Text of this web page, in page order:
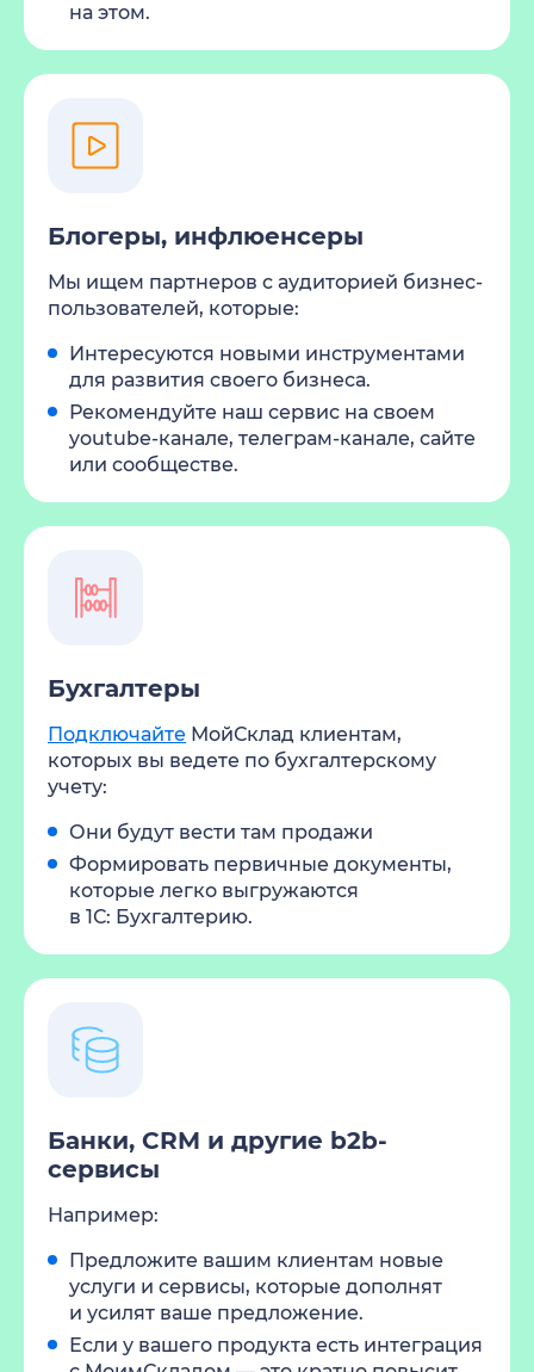
на этом.
Блогеры, инфлюенсеры
Мы ищем партнеров с аудиторией бизнес-
пользователей, которые:
Интересуются новыми инструментами
для развития своего бизнеса.
Рекомендуйте наш сервис на своем
youtube-канале, телеграм-канале, сайте
или сообществе.
Бухгалтеры
Подключайте МойСклад клиентам,
которых вы ведете по бухгалтерскому
учету:
Они будут вести там продажи
Формировать первичные документы,
которые легко выгружаются
в 1С: Бухгалтерию.
Банки, CRM и другие b2b-
сервисы
Например:
Предложите вашим клиентам новые
услуги и сервисы, которые дополнят
и усилят ваше предложение.
Если у вашего продукта есть интеграция